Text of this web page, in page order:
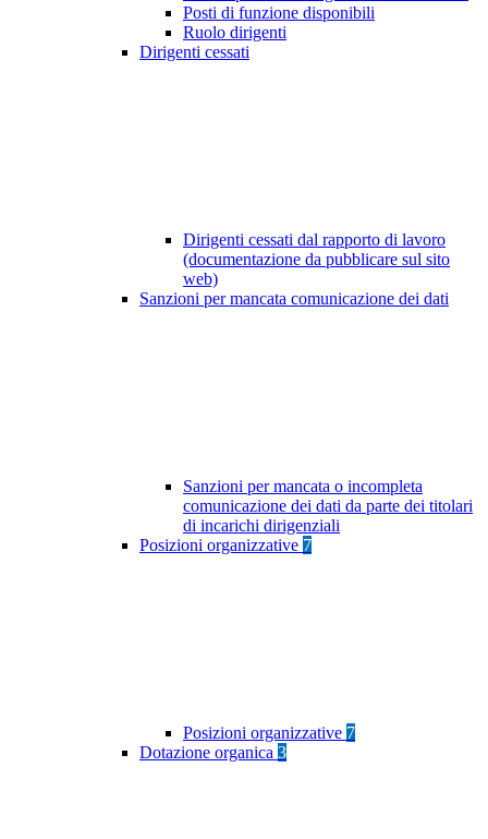
Posti di funzione disponibili
Ruolo dirigenti
Dirigenti cessati
Dirigenti cessati dal rapporto di lavoro
(documentazione da pubblicare sul sito
web)
Sanzioni per mancata comunicazione dei dati
Sanzioni per mancata o incompleta
comunicazione dei dati da parte dei titolari
di incarichi dirigenziali
Posizioni organizzative 7
Posizioni organizzative 7
Dotazione organica 3